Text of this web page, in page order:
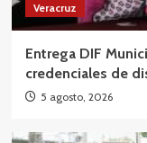
Veracruz
Entrega DIF
credenciales de
5 agosto, 2026